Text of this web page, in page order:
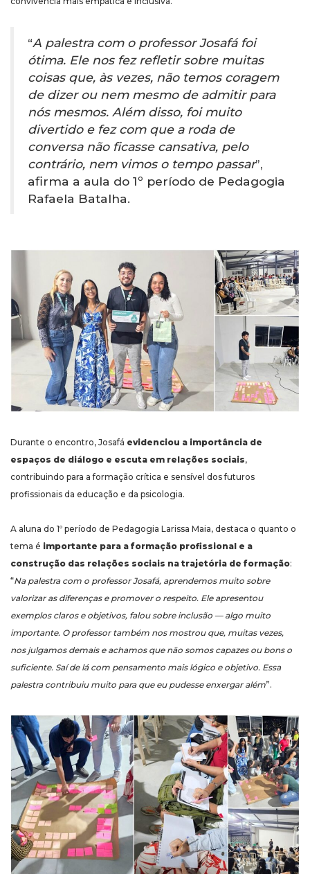
“A palestra com o professor Josafá foi
ótima. Ele nos fez refletir sobre muitas
coisas que, às vezes, não temos coragem
de dizer ou nem mesmo de admitir para
nós mesmos. Além disso, foi muito
divertido e fez com que a roda de
conversa não ficasse cansativa, pelo
contrário, nem vimos o tempo passar”,
afirma a aula do 1º período de Pedagogia
Rafaela Batalha.
Durante o encontro, Josafá evidenciou a importância de
espaços de diálogo e escuta em relações sociais,
contribuindo para a formação crítica e sensível dos futuros
profissionais da educação e da psicologia.
A aluna do 1º período de Pedagogia Larissa Maia, destaca o quanto o
tema é importante para a formação profissional e a
construção das relações sociais na trajetória de formação:
“Na palestra com o professor Josafá, aprendemos muito sobre
valorizar as diferenças e promover o respeito. Ele apresentou
exemplos claros e objetivos, falou sobre inclusão — algo muito
importante. O professor também nos mostrou que, muitas vezes,
nos julgamos demais e achamos que não somos capazes ou bons o
suficiente. Saí de lá com pensamento mais lógico e objetivo. Essa
palestra contribuiu muito para que eu pudesse enxergar além”.